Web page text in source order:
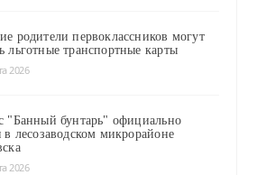
родители первоклассников могут
льготные транспортные карты
2026
"Банный бунтарь" официально
в лесозаводском микрорайоне
2026